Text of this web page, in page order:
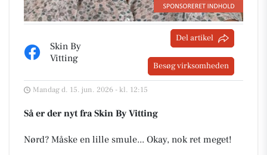
Skin By
Vitting
Del artikel
Besøg virksomheden
Mandag d. 15. jun. 2026 - kl. 12:15
Så er der nyt fra Skin By Vitting
Nørd? Måske en lille smule... Okay, nok ret meget!